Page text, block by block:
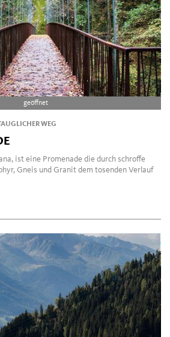
geöffnet
WEG
ist eine Promenade die durch schroffe
Gneis und Granit dem tosenden Verlauf